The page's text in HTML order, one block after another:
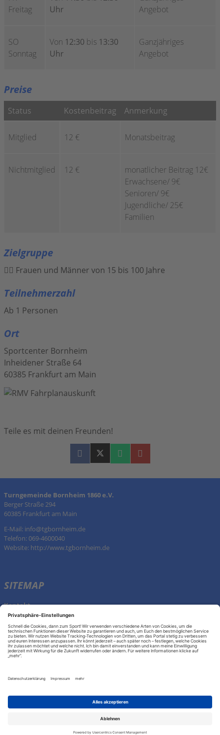
Freitag
Uhr
Angebot
SO
Sonntag
Von 12:30 bis 13:30
Uhr
Ganzjähriges
Angebot
Preise
Status Kostenbeitrag Anmerkung
Mitglied 12 € Monatsbeitrag
Nichtmitglied 12 €
monatlicher Beitrag 12€
Erwachsene/ 9€
Senioren/ 9€
Jugendliche/ 25€
Familien
Zielgruppe
Frauen und Männer von 15 bis 100 Jahre
Teilnehmerzahl
Ab 1 Personen
Ort
Sportcenter Bornheim
Inheidener Straße 64
60385 Frankfurt am Main
Teile es mit deinen Freunden!
Turngemeinde Bornheim 1860 e.V.
Berger Straße 294
60385 Frankfurt am Main
E-Mail: info@tgbornheim.de
Telefon: 069-4600040
Website: http://www.tgbornheim.de
SITEMAP
Kontakt
KONTAKT
Kontakt